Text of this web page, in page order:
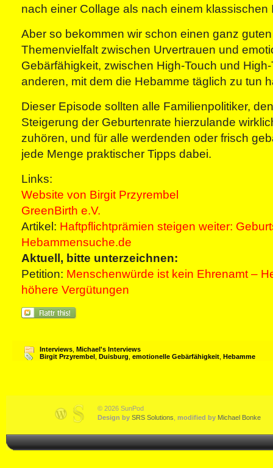
nach einer Collage als nach einem klassischen
Aber so bekommen wir schon einen ganz
Themenvielfalt zwischen Urvertrauen und
Gebärfähigkeit, zwischen High-Touch und
anderen, mit dem die Hebamme täglich zu tun
Dieser Episode sollten alle Familienpolitiker,
Steigerung der Geburtenrate hierzulande
zuhören, und für alle werdenden oder frisch
jede Menge praktischer Tipps dabei.
Links:
Website von Birgit Przyrembel
GreenBirth e.V.
Artikel: Haftpflichtprämien steigen weiter:
Hebammensuche.de
Aktuell, bitte unterzeichnen:
Petition: Menschenwürde ist kein Ehrenamt –
höhere Vergütungen
Interviews Michael's Interviews
Birgit Przyrembel Duisburg emotionelle Gebärfähigkeit Hebamme
© 2026 SunPod
Design by SRS Solutions modified by Michael Bonke